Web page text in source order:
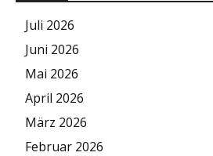
Juli 2026
Juni 2026
Mai 2026
April 2026
März 2026
Februar 2026